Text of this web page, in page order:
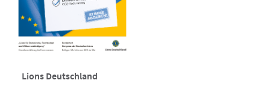
Lions Deutschland